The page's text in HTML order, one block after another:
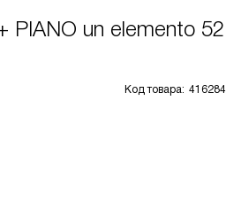
PIANO un elemento 52
Код товара: 416284